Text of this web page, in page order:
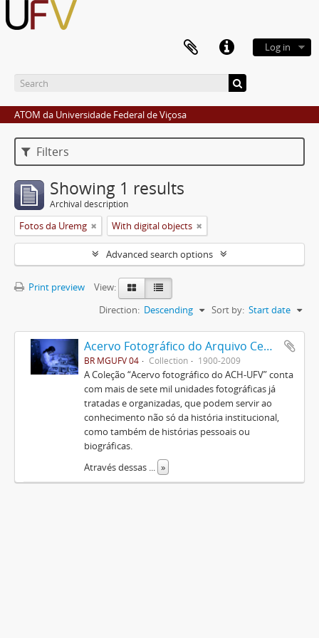
Log in
ATOM da Universidade Federal de Viçosa
Filters
Showing 1 results
Archival description
Fotos da Uremg With digital objects
Advanced search options
Print preview
View:
Sort by: Start date
Direction: Descending
Acervo Fotográfico do Arquivo Central Histórico da UFV
BR MGUFV 04 Collection 1900-2009
A Coleção “Acervo fotográfico do ACH-UFV” conta
com mais de sete mil unidades fotográficas já
tratadas e organizadas, que podem servir ao
conhecimento não só da história institucional,
como também de histórias pessoais ou
biográficas.
Através dessas
»